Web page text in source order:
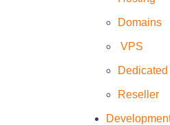
Domains
VPS
Dedicated
Reseller